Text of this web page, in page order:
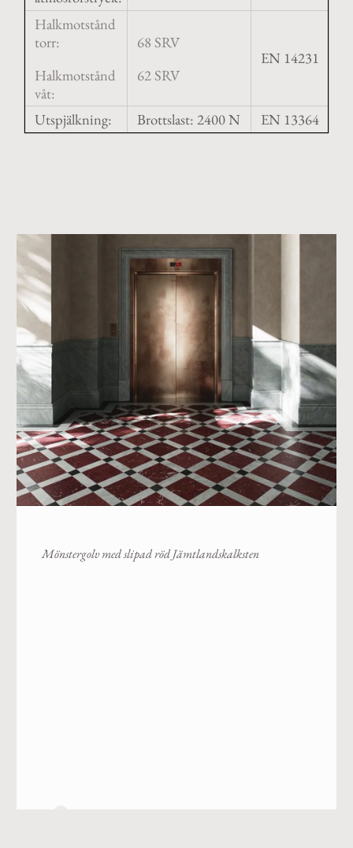
Halkmotstånd
torr:
Halkmotstånd
våt:
68 SRV
62 SRV
EN 14231
Utspjälkning: Brottslast: 2400 N EN 13364